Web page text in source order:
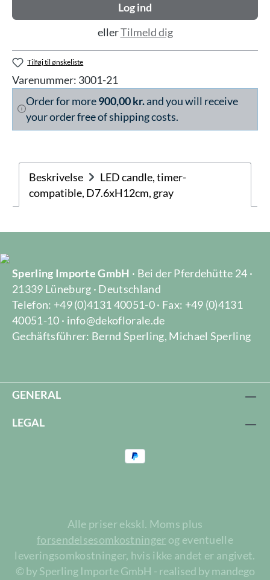
Log ind
ellerTilmeld dig
Tilføj til ønskeliste
Varenummer: 3001-21
Order for more900,00 kr.and you will receive
your order free of shipping costs.
Beskrivelse
LED candle, timer-
compatible, D7.6xH12cm, gray
Sperling Importe GmbH · Bei der Pferdehütte 24 ·
21339 Lüneburg · Deutschland
Telefon: +49 (0)4131 40051-0 · Fax: +49 (0)4131
40051-10 · info@dekoflorale.de
Gechäftsführer: Bernd Sperling, Michael Sperling
GENERAL
LEGAL
Alle priser ekskl. Moms plus
forsendelsesomkostninger og eventuelle
leveringsomkostninger, hvis ikke andet er angivet.
© by Sperling Importe GmbH - realised by mandego